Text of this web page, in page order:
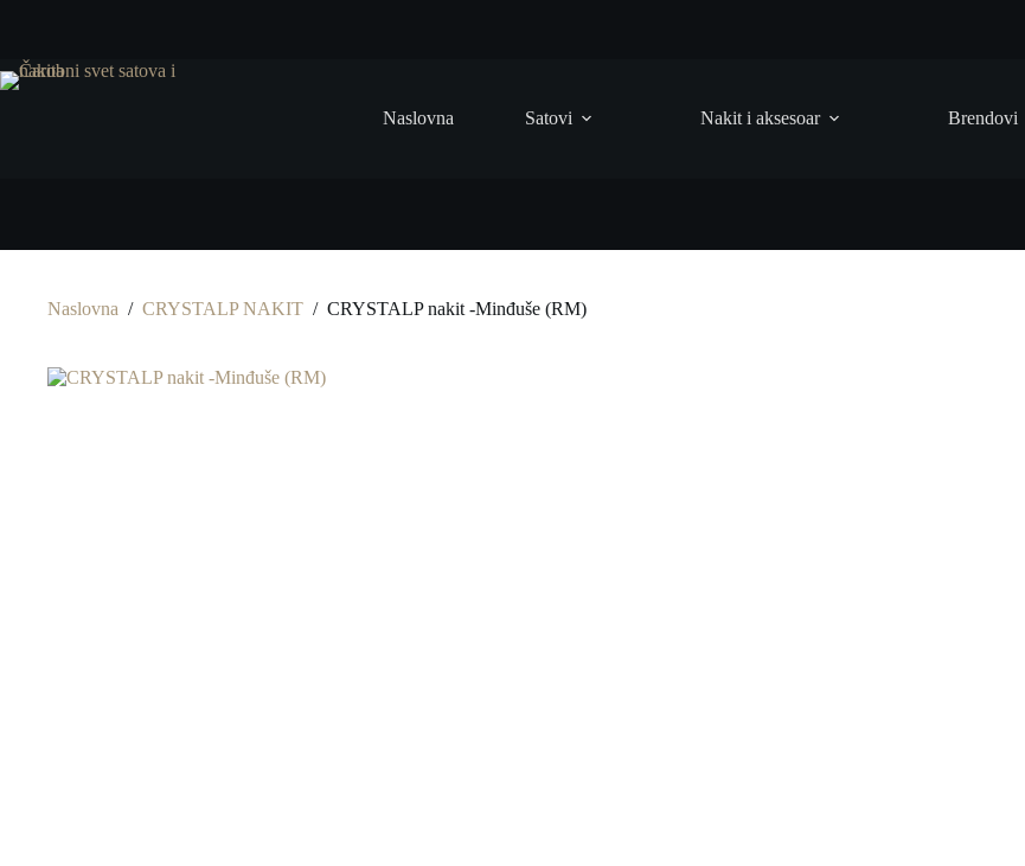
Naslovna Satovi Nakit i aksesoar Brendovi
Naslovna / CRYSTALP NAKIT / CRYSTALP nakit -Minđuše (RM)